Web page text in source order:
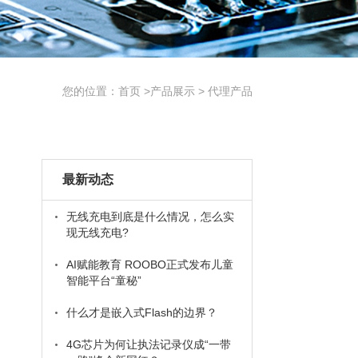
您的位置： 首页 >产品展示 > 代理产品
最新动态
无线充电到底是什么情况，怎么实
现无线充电?
AI赋能教育 ROOBO正式发布儿童
智能平台“童秘”
什么才是嵌入式Flash的边界？
4G芯片为何让执法记录仪成“一带